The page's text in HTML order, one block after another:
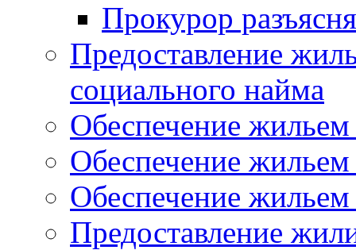
Прокурор
Предоставление
социального найма
Обеспечение
Обеспечение
Обеспечение жильем
Предоставление